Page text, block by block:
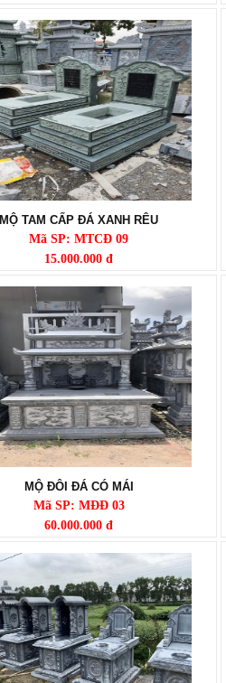
MỘ TAM CẤP ĐÁ XANH RÊU
Mã SP: MTCĐ 09
15.000.000 đ
MỘ ĐÔI ĐÁ CÓ MÁI
Mã SP: MĐĐ 03
60.000.000 đ